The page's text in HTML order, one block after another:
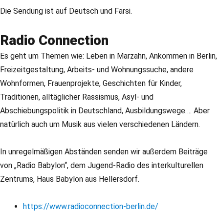
Die Sendung ist auf Deutsch und Farsi.
Radio Connection
Es geht um Themen wie: Leben in Marzahn, Ankommen in Berlin,
Freizeitgestaltung, Arbeits- und Wohnungssuche, andere
Wohnformen, Frauenprojekte, Geschichten für Kinder,
Traditionen, alltäglicher Rassismus, Asyl- und
Abschiebungspolitik in Deutschland, Ausbildungswege…. Aber
natürlich auch um Musik aus vielen verschiedenen Ländern.
In unregelmäßigen Abständen senden wir außerdem Beiträge
von „Radio Babylon“, dem Jugend-Radio des interkulturellen
Zentrums‚ Haus Babylon aus Hellersdorf.
https://www.radioconnection-berlin.de/